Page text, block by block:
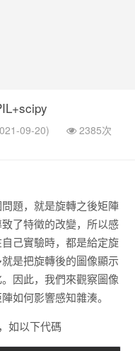
09-20)
2385次
題，就是旋轉之後矩陣
了特徵的改變，所以感
己實驗時，都是給定旋
是把旋轉後的圖像顯示
因此，我們來觀察圖像
如何影響感知雜湊。
如以下代碼